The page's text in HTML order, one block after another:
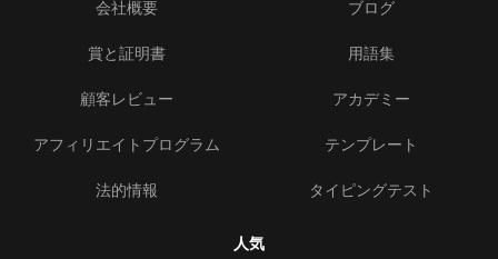
会社概要
賞と証明書
顧客レビュー
アフィリエイトプログラム
法的情報
ブログ
用語集
アカデミー
テンプレート
タイピングテスト
人気